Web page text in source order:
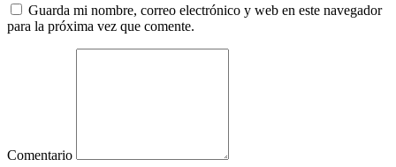
Guarda mi nombre, correo electrónico y web en este navegador
para la próxima vez que comente.
Comentario